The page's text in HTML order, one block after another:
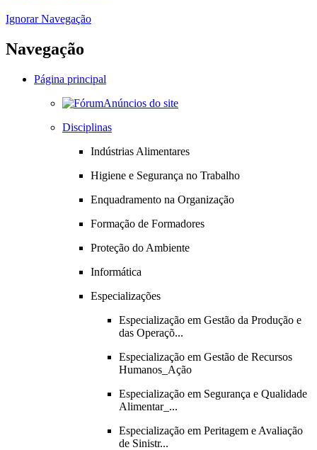
Ignorar Navegação
Navegação
Página principal
Anúncios do site
Disciplinas
Indústrias Alimentares
Higiene e Segurança no Trabalho
Enquadramento na Organização
Formação de Formadores
Proteção do Ambiente
Informática
Especializações
Especialização em Gestão da Produção e
das Operaçõ...
Especialização em Gestão de Recursos
Humanos_Ação
Especialização em Segurança e Qualidade
Alimentar_...
Especialização em Peritagem e Avaliação
de Sinistr...